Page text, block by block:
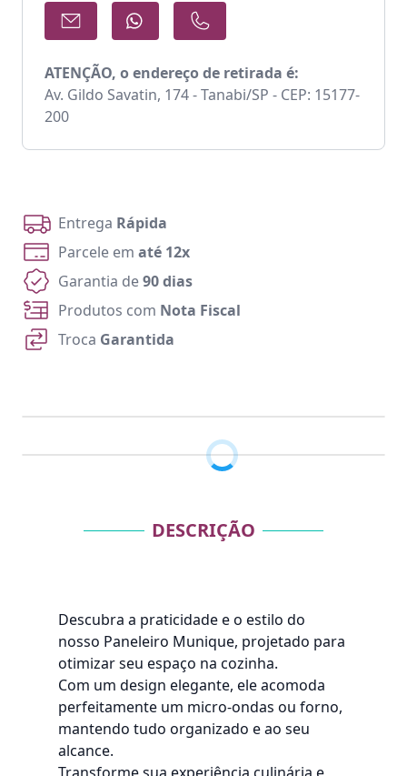
ATENÇÃO, o endereço de retirada é:
Av. Gildo Savatin, 174 - Tanabi/SP - CEP: 15177-
200
Entrega Rápida
Parcele em até 12x
Garantia de90 dias
Produtos com Nota Fiscal
Troca Garantida
DESCRIÇÃO
Descubra a praticidade e o estilo do
nosso Paneleiro Munique, projetado para
otimizar seu espaço na cozinha.
Com um design elegante, ele acomoda
perfeitamente um micro-ondas ou forno,
mantendo tudo organizado e ao seu
alcance.